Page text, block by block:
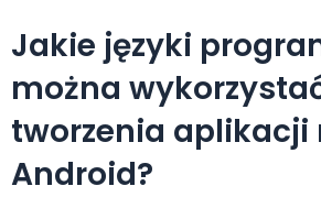
Jakie języki
można
tworzenia aplikacji
Android?